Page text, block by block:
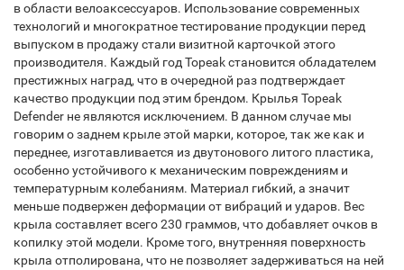
в области велоаксессуаров. Использование современных
технологий и многократное тестирование продукции перед
выпуском в продажу стали визитной карточкой этого
производителя. Каждый год Topeak становится обладателем
престижных наград, что в очередной раз подтверждает
качество продукции под этим брендом. Крылья Topeak
Defender не являются исключением. В данном случае мы
говорим о заднем крыле этой марки, которое, так же как и
переднее, изготавливается из двутонового литого пластика,
особенно устойчивого к механическим повреждениям и
температурным колебаниям. Материал гибкий, а значит
меньше подвержен деформации от вибраций и ударов. Вес
крыла составляет всего 230 граммов, что добавляет очков в
копилку этой модели. Кроме того, внутренняя поверхность
крыла отполирована, что не позволяет задерживаться на ней